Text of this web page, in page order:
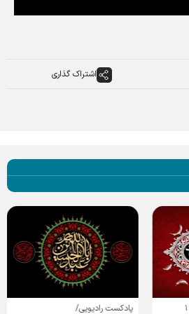
اشتراک گذاری
پادکست رادیویی/